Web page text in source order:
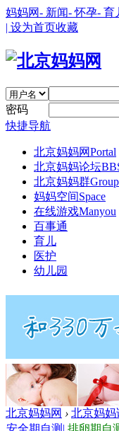
妈妈网- 新闻- 怀孕- 育
| 设为首页收藏
密码
快捷导航
北京妈妈网Portal
北京妈妈论坛
北京妈妈群Group
妈妈空间Space
在线游戏Manyou
百事通
育儿
医护
幼儿园
北京妈妈网 › 北京妈妈
安全期自测 | 排卵期自